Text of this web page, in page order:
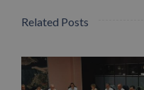
Related Posts